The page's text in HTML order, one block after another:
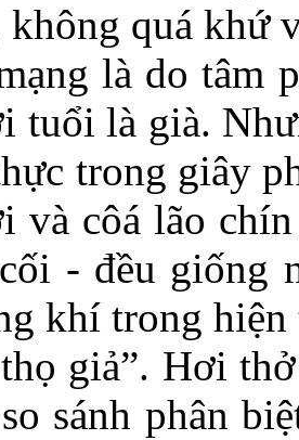
không quá khứ
là do tâm
tuổi là già.
trong giây
và côá lão
- đều giống
khí trong hiện
giả”. Hơi
sánh phân